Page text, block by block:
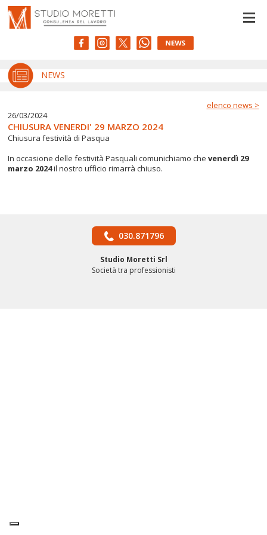
NEWS
elenco news >
26/03/2024
CHIUSURA VENERDI' 29 MARZO 2024
Chiusura festività di Pasqua
In occasione delle festività Pasquali comunichiamo che venerdì 29
marzo 2024il nostro ufficio rimarrà chiuso.
030.871796
Studio Moretti Srl
Società tra professionisti
Informativa sulla raccolta
Le tue preferenze relative alla privacy